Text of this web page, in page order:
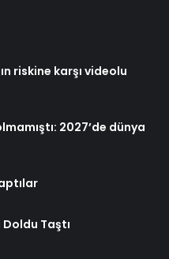
riskine karşı videolu
2027’de dünya
Taştı